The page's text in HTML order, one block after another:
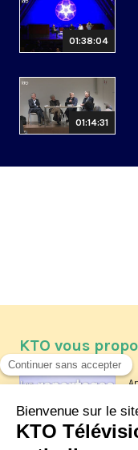
01:38:04
01:14:31
KTO vous